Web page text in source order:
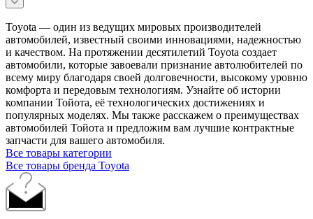
Toyota — один из ведущих мировых производителей
автомобилей, известный своими инновациями, надежностью
и качеством. На протяжении десятилетий Toyota создает
автомобили, которые завоевали признание автолюбителей по
всему миру благодаря своей долговечности, высокому уровню
комфорта и передовым технологиям. Узнайте об истории
компании Тойота, её технологических достижениях и
популярных моделях. Мы также расскажем о преимуществах
автомобилей Тойота и предложим вам лучшие контрактные
запчасти для вашего автомобиля.
Все товары категории
Все товары бренда Toyota